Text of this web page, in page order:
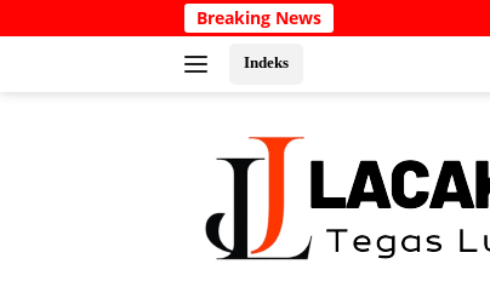
ke
Breaking News
Indeks